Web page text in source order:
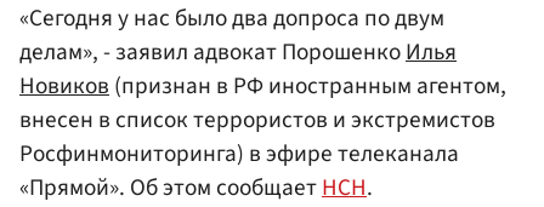
«Сегодня у нас было два допроса по двум
делам», - заявил адвокат ПорошенкоИлья
Новиков(признан в РФ иностранным агентом,
внесен в список террористов и экстремистов
Росфинмониторинга) в эфире телеканала
«Прямой». Об этом сообщаетНСН.